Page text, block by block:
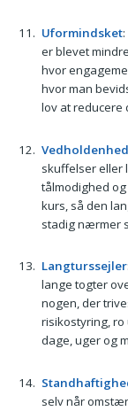
Uformindsket
er blevet
hvor
hvor man
lov at reducere
Vedholdenhed
skuffelser eller
tålmodighed
kurs, så den
stadig nærmer
Langturssejler
lange togter
nogen, der
risikostyring,
dage, uger og
selv når